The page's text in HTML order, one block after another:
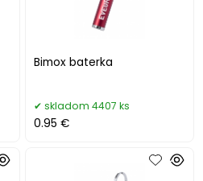
Bimox baterka
skladom 4407 ks
0.95 €